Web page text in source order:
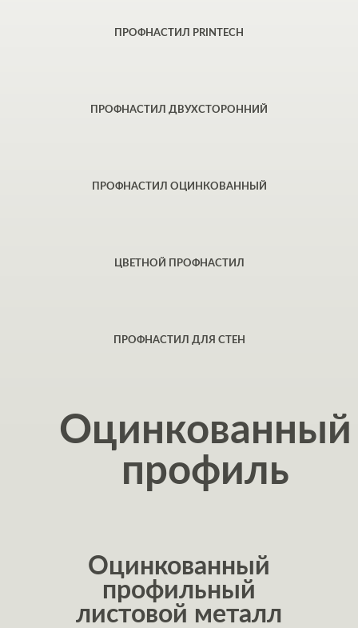
ПРОФНАСТИЛ PRINTECH
ПРОФНАСТИЛ ДВУХСТОРОННИЙ
ПРОФНАСТИЛ ОЦИНКОВАННЫЙ
ЦВЕТНОЙ ПРОФНАСТИЛ
ПРОФНАСТИЛ ДЛЯ СТЕН
Оцинкованный
профиль
Оцинкованный
профильный
листовой металл